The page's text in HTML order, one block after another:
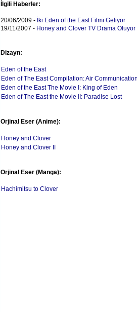
İlgili Haberler:
20/06/2009 - İki Eden of the East Filmi Geliyor
19/11/2007 - Honey and Clover TV Drama Oluyor
Dizayn:
Eden of the East
Eden of The East Compilation: Air
Eden of the East The Movie I: King of Eden
Eden of The East the Movie II: Paradise Lost
Orjinal Eser (Anime):
Honey and Clover
Honey and Clover II
Orjinal Eser (Manga):
Hachimitsu to Clover